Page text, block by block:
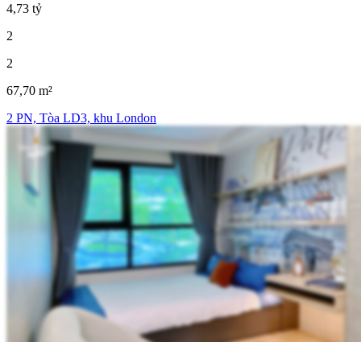
4,73 tỷ
2
2
67,70 m²
2 PN, Tòa LD3, khu London